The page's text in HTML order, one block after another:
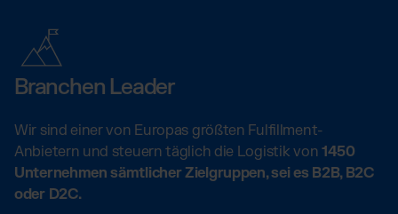
Branchen Leader
Wir sind einer von Europas größten Fulfillment-
Anbietern und steuern täglich die Logistik von 1450
Unternehmen sämtlicher Zielgruppen, sei es B2B, B2C
oder D2C.